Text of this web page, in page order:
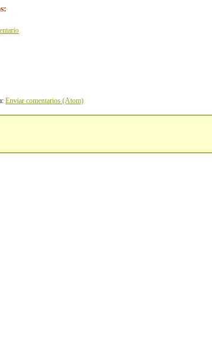
Enviar comentarios (Atom)